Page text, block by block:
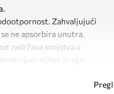
Zahvaljujući
ne apsorbira unutra.
zadržava svojstva u
nižem pragu